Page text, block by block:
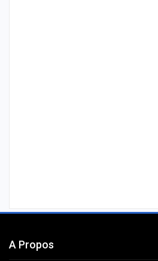
A Propos